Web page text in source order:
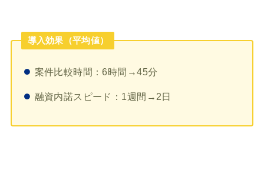
導入効果（平均値）
案件比較時間：6時間→45分
融資内諾スピード：1週間→2日